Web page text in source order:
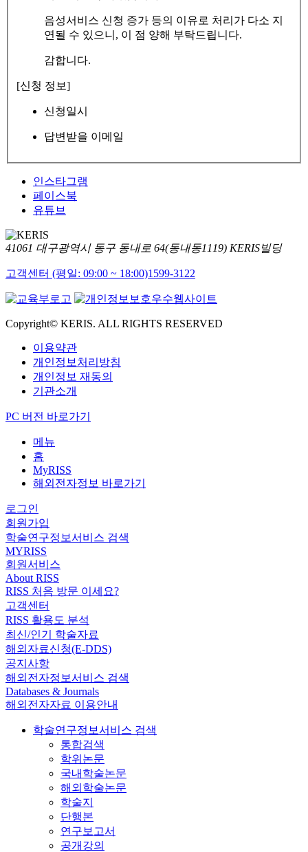
음성서비스 신청 증가 등의 이유로 처리가 다소 지
연될 수 있으니, 이 점 양해 부탁드립니다.
감합니다.
[신청 정보]
신청일시
답변받을 이메일
인스타그램
페이스북
유튜브
41061 대구광역시 동구 동내로 64(동내동1119) KERIS빌딩
고객센터 (평일: 09:00 ~ 18:00)1599-3122
Copyright© KERIS. ALL RIGHTS RESERVED
이용약관
개인정보처리방침
개인정보 재동의
기관소개
PC 버전 바로가기
메뉴
홈
MyRISS
해외전자정보 바로가기
로그인
회원가입
학술연구정보서비스 검색
MYRISS
회원서비스
About RISS
RISS 처음 방문 이세요?
고객센터
RISS 활용도 분석
최신/인기 학술자료
해외자료신청(E-DDS)
공지사항
해외전자정보서비스 검색
Databases & Journals
해외전자자료 이용안내
학술연구정보서비스 검색
통합검색
학위논문
국내학술논문
해외학술논문
학술지
단행본
연구보고서
공개강의